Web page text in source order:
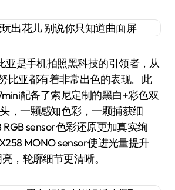
亚是手机拍照黑科技的引领者，从
比亚都有着非常出色的表现。此
配备了索尼定制的黑白+彩色双
，一颗感知色彩，一颗捕获细
sensor色彩还原更加真实绚
MONO sensor使进光量提升
，轮廓细节更清晰。